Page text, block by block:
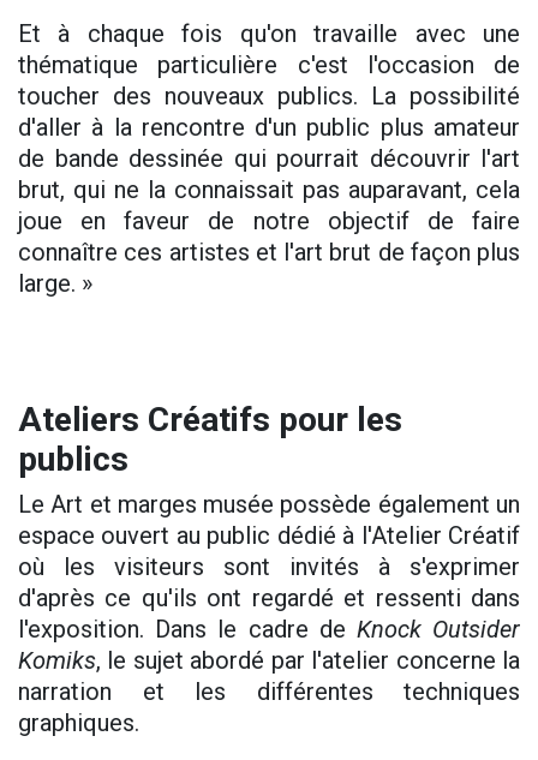
Et à chaque fois qu'on travaille avec une
thématique particulière c'est l'occasion de
toucher des nouveaux publics. La possibilité
d'aller à la rencontre d'un public plus amateur
de bande dessinée qui pourrait découvrir l'art
brut, qui ne la connaissait pas auparavant, cela
joue en faveur de notre objectif de faire
connaître ces artistes et l'art brut de façon plus
large. »
Ateliers Créatifs pour les
publics
Le Art et marges musée possède également un
espace ouvert au public dédié à l'Atelier Créatif
où les visiteurs sont invités à s'exprimer
d'après ce qu'ils ont regardé et ressenti dans
l'exposition. Dans le cadre de Knock Outsider
Komiks, le sujet abordé par l'atelier concerne la
narration et les différentes techniques
graphiques.